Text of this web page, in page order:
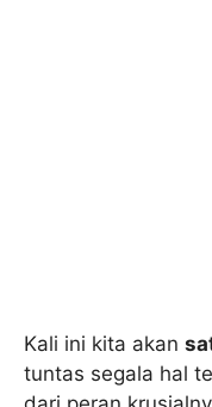
Kali ini kita akan
tuntas segala hal